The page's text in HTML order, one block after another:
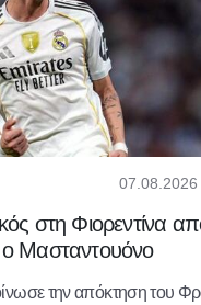
07.08.2026
στη Φιορεντίνα
Μασταντουόνο
την απόκτηση του